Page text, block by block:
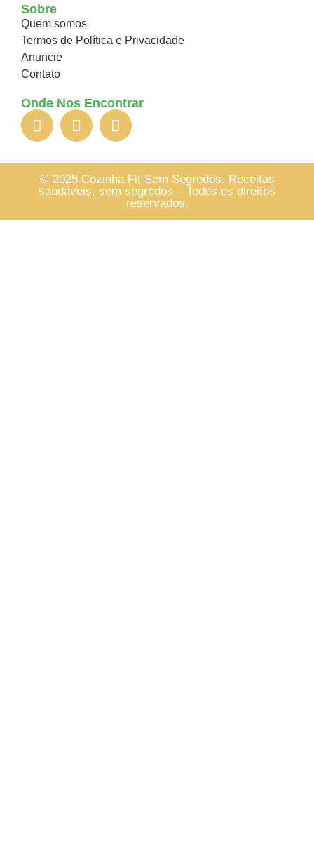
Sobre
Quem somos
Termos de Política e Privacidade
Anuncie
Contato
Onde Nos Encontrar
© 2025 Cozinha Fit Sem Segredos. Receitas
saudáveis, sem segredos – Todos os direitos
reservados.